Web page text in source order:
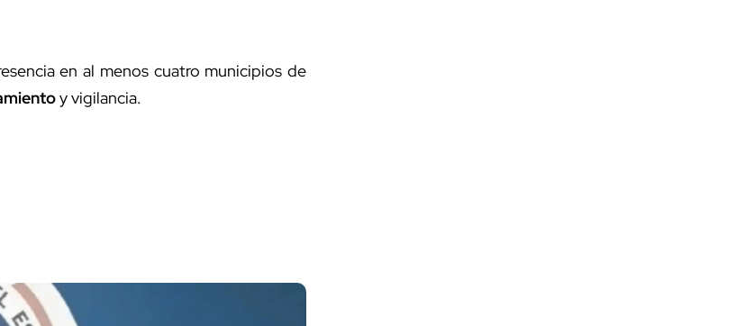
en al menos cuatro municipios de
y vigilancia.